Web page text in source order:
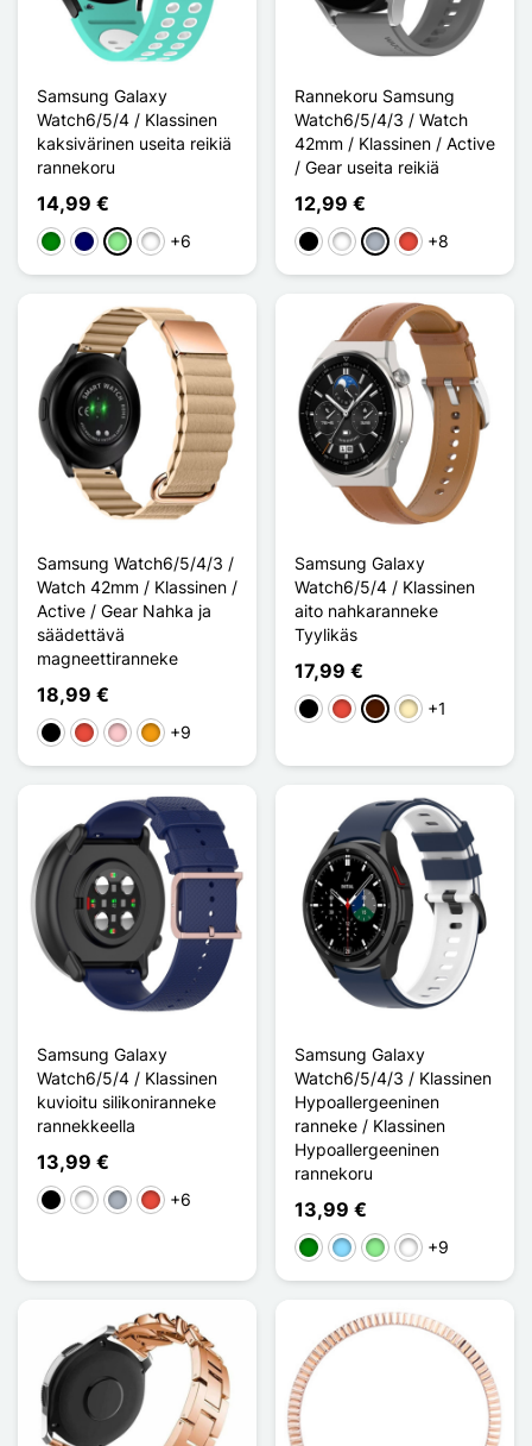
Samsung Galaxy
Watch6/5/4 / Klassinen
kaksivärinen useita reikiä
rannekoru
14,99 €
VihreäBleu Marine
Vert clairRose / Blanc
+6
Rannekoru Samsung
Watch6/5/4/3 / Watch
42mm / Klassinen / Active
/ Gear useita reikiä
12,99 €
MustaValkoinen
HarmaaPunainen
+8
Samsung Watch6/5/4/3 /
Watch 42mm / Klassinen /
Active / Gear Nahka ja
säädettävä
magneettiranneke
18,99 €
MustaPunainen
PinkkiOranssi
+9
Samsung Galaxy
Watch6/5/4 / Klassinen
aito nahkaranneke
Tyylikäs
17,99 €
MustaPunainen
Marron Foncé
Marron Clair
+1
Samsung Galaxy
Watch6/5/4 / Klassinen
kuvioitu silikoniranneke
rannekkeella
13,99 €
MustaValkoinen
HarmaaPunainen
+6
Samsung Galaxy
Watch6/5/4/3 / Klassinen
Hypoallergeeninen
ranneke / Klassinen
Hypoallergeeninen
rannekoru
13,99 €
VihreäBleu Clair
Vert clairRose / Blanc
+9